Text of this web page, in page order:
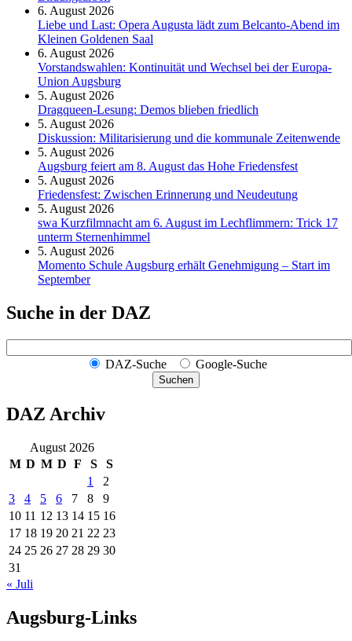
6. August 2026
Liebe und Last: Opera Augusta lädt zum Belcanto-Abend im
Kleinen Goldenen Saal
6. August 2026
Vorstandswahlen: Kontinuität und Wechsel bei der Europa-
Union Augsburg
5. August 2026
Dragqueen-Lesung: Demos blieben friedlich
5. August 2026
Diskussion: Mi­li­ta­ri­sie­rung und die kommunale Zeitenwende
5. August 2026
Augsburg feiert am 8. August das Hohe Friedensfest
5. August 2026
Friedensfest: Zwischen Erinnerung und Neudeutung
5. August 2026
swa Kurz­film­nacht am 6. August im Lech­flim­mern: Trick 17
unterm Sternen­himmel
5. August 2026
Momento Schule Augsburg erhält Genehmigung – Start im
September
Suche in der DAZ
DAZ-Suche Google-Suche
Suchen
DAZ Archiv
August 2026
M D M D F S
S
1
2
3
4 5 6 7 8
9
10 11 12 13 14 15 16
17 18 19 20 21 22 23
24 25 26 27 28 29 30
31
« Juli
Augsburg-Links